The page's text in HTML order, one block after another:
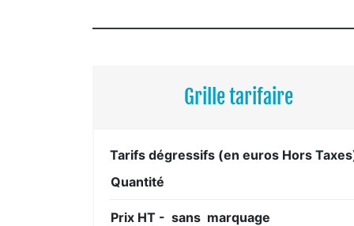
Grille tarifaire
Tarifs dégressifs (en euros Hors
Quantité
Prix HT - sans marquage